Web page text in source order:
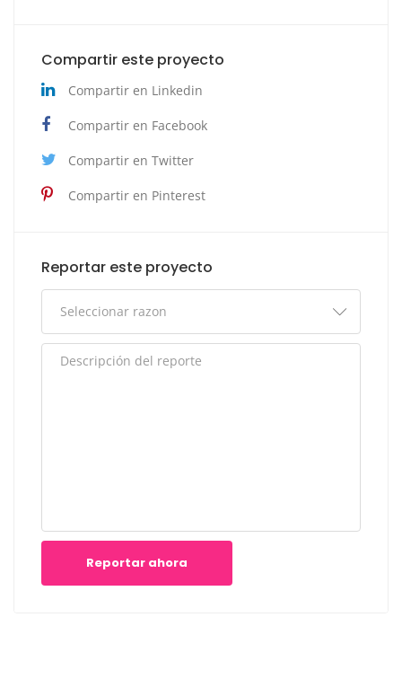
Compartir este proyecto
Compartir en Linkedin
Compartir en Facebook
Compartir en Twitter
Compartir en Pinterest
Reportar este proyecto
Reportar ahora